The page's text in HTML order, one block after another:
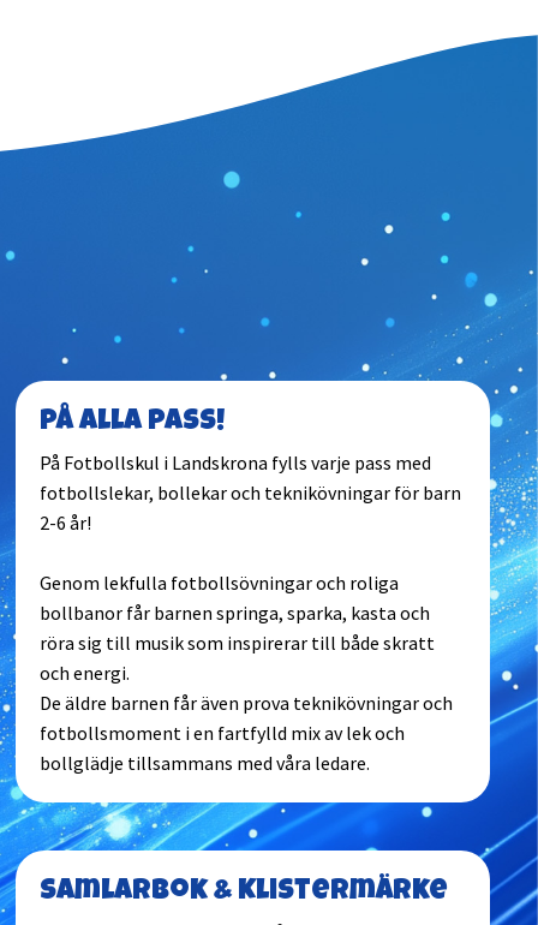
På alla pass!
På Fotbollskul i Landskrona fylls varje pass med
fotbollslekar, bollekar och teknikövningar för barn
2-6 år!
Genom lekfulla fotbollsövningar och roliga
bollbanor får barnen springa, sparka, kasta och
röra sig till musik som inspirerar till både skratt
och energi.
De äldre barnen får även prova teknikövningar och
fotbollsmoment i en fartfylld mix av lek och
bollglädje tillsammans med våra ledare.
Samlarbok & Klistermärke